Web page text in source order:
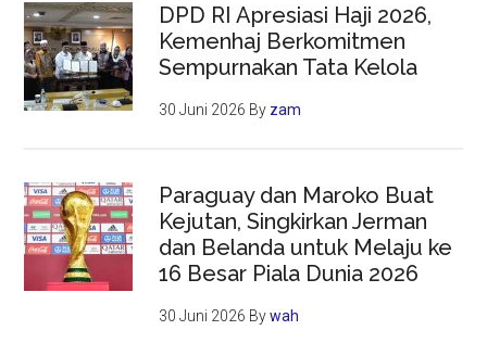
DPD RI Apresiasi Haji 2026,
Kemenhaj Berkomitmen
Sempurnakan Tata Kelola
30 Juni 2026 By zam
Paraguay dan Maroko Buat
Kejutan, Singkirkan Jerman
dan Belanda untuk Melaju ke
16 Besar Piala Dunia 2026
30 Juni 2026 Bywah